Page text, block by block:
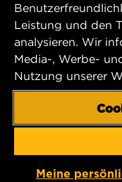
MANN+HUMMEL
ul. Wrocławska
63-800 GOSTYŃ,
Tel. +48 65 572 89
E-mail:
MANN+HUMMEL
Copyright 2025
Leistung und den
analysieren. Wir
Media-, Werbe-
Nutzung unserer
Meine